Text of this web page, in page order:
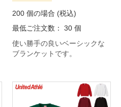
200 個の場合 (税込)
最低ご注文数： 30 個
使い勝手の良いベーシックな
ブランケットです。